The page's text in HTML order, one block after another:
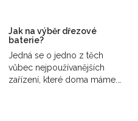
Jak na výběr dřezové
baterie?
Jedná se o jedno z těch
vůbec nejpoužívanějších
zařízení, které doma máme.…